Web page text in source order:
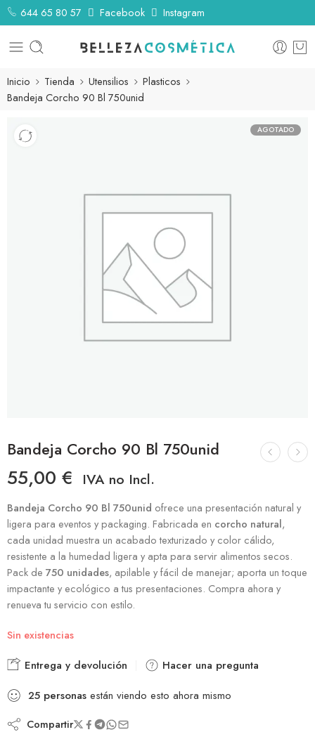
644 65 80 57 Facebook Instagram
Inicio Tienda Utensilios
Plasticos
Bandeja Corcho 90 Bl 750unid
AGOTADO
Bandeja Corcho 90 Bl 750unid
55,00 € IVA no Incl.
Bandeja Corcho 90 Bl 750unid ofrece una presentación natural y
ligera para eventos y packaging. Fabricada en corcho natural,
cada unidad muestra un acabado texturizado y color cálido,
resistente a la humedad ligera y apta para servir alimentos secos.
Pack de 750 unidades, apilable y fácil de manejar; aporta un toque
impactante y ecológico a tus presentaciones. Compra ahora y
renueva tu servicio con estilo.
Sin existencias
Entrega y devolución
Hacer una pregunta
25 personas están viendo esto ahora mismo
Compartir